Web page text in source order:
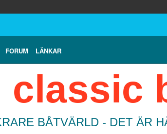
FORUM LÄNKAR
classic
BÅTVÄRLD - DET ÄR